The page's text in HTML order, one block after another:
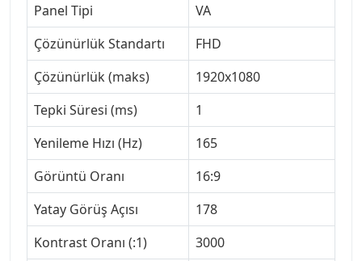
Panel Tipi
VA
Çözünürlük Standartı
FHD
Çözünürlük (maks)
1920x1080
Tepki Süresi (ms)
1
Yenileme Hızı (Hz)
165
Görüntü Oranı
16:9
Yatay Görüş Açısı
178
Kontrast Oranı (:1)
3000